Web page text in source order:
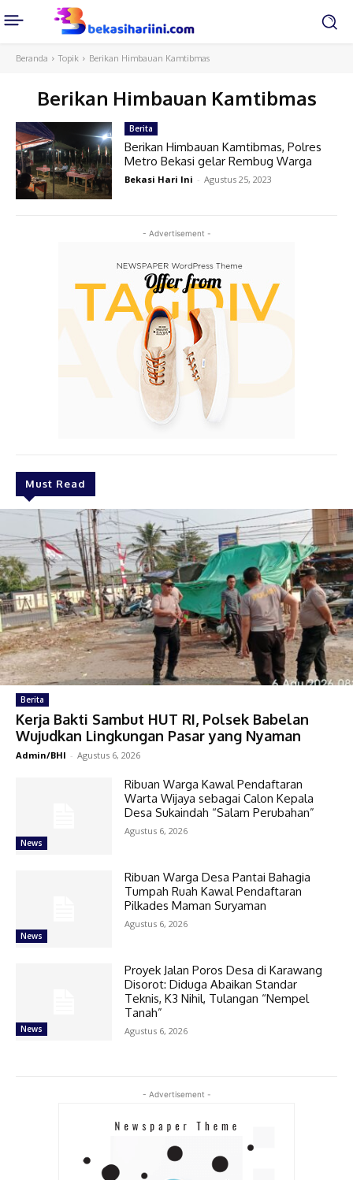
Beranda Topik Berikan Himbauan Kamtibmas
Berikan Himbauan Kamtibmas
- Advertisement -
Must Read
Berita
Kerja Bakti Sambut HUT RI, Polsek Babelan
Wujudkan Lingkungan Pasar yang Nyaman
Admin/BHI - Agustus 6, 2026
News
Ribuan Warga Kawal Pendaftaran
Warta Wijaya sebagai Calon Kepala
Desa Sukaindah “Salam Perubahan”
Agustus 6, 2026
News
Ribuan Warga Desa Pantai Bahagia
Tumpah Ruah Kawal Pendaftaran
Pilkades Maman Suryaman
Agustus 6, 2026
News
Proyek Jalan Poros Desa di Karawang
Disorot: Diduga Abaikan Standar
Teknis, K3 Nihil, Tulangan “Nempel
Tanah”
Agustus 6, 2026
Berita
Berikan Himbauan Kamtibmas, Polres
Metro Bekasi gelar Rembug Warga
Bekasi Hari Ini - Agustus 25, 2023
- Advertisement -